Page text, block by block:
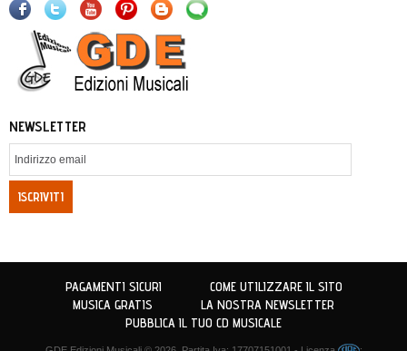
NEWSLETTER
ISCRIVITI
PAGAMENTI SICURI
COME UTILIZZARE IL SITO
MUSICA GRATIS
LA NOSTRA NEWSLETTER
PUBBLICA IL TUO CD MUSICALE